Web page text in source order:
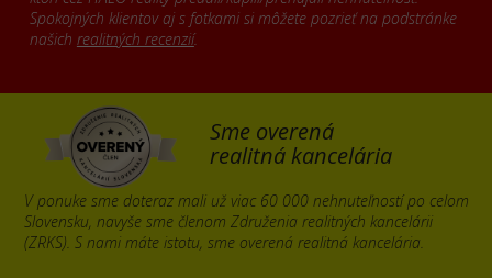
Spokojných klientov aj s fotkami si môžete pozrieť na podstránke
našich realitných recenzií.
Sme overená
realitná kancelária
V ponuke sme doteraz mali už viac 60 000 nehnuteľností po celom
Slovensku, navyše sme členom Združenia realitných kancelárii
(ZRKS). S nami máte istotu, sme overená realitná kancelária.